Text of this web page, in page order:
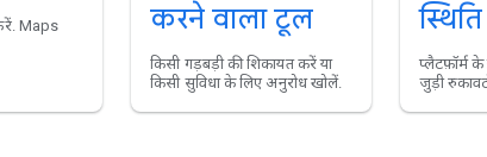
Maps
करने वाला टूल
किसी गड़बड़ी की शिकायत करें या
किसी सुविधा के लिए अनुरोध खोलें.
स्थिति
प्लैटफ़ॉर्म
जुड़ी